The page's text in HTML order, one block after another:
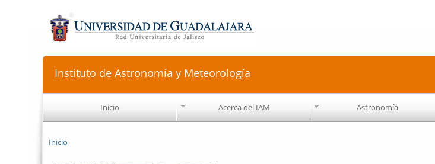
Instituto de Astronomía y Meteorología
Inicio Acerca del IAM Astronomía
Inicio